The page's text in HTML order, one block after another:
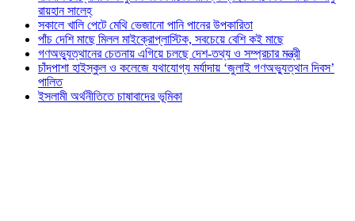
রায়হান সালেহ্
সকালে খালি পেটে মেথি ভেজানো পানি পানের উপকারিতা
পাঁচ দেশি মাছে মিলল মাইক্রোপ্লাস্টিক, সবচেয়ে বেশি কই মাছে
গণঅভ্যুত্থানের চেতনায় এগিয়ে চলছে দেশ-তথ্য ও সম্প্রচার মন্ত্রী
চাঁদপাশা হাইস্কুল ও কলেজে যথাযোগ্য মর্যাদায় ‘জুলাই গণঅভ্যুত্থান দিবস’
পালিত
ইসলামী অর্থনীতিতে চাষাবাদের ভূমিকা